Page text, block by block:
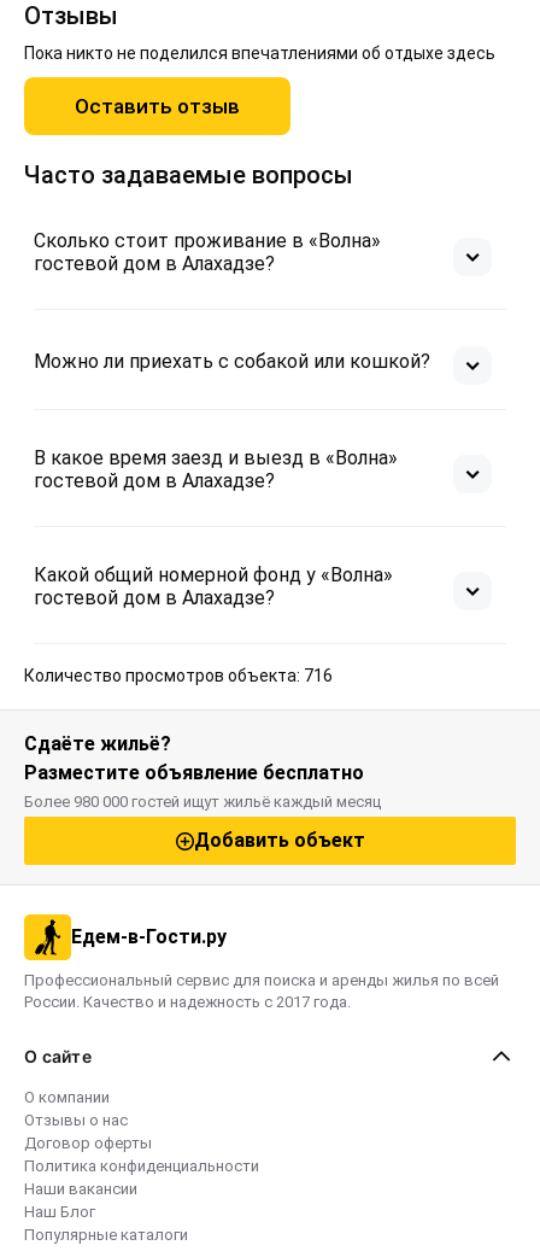
Отзывы
Пока никто не поделился впечатлениями об отдыхе здесь
Оставить отзыв
Часто задаваемые вопросы
Сколько стоит проживание в «Волна»
гостевой дом в Алахадзе?
Можно ли приехать с собакой или кошкой?
В какое время заезд и выезд в «Волна»
гостевой дом в Алахадзе?
Какой общий номерной фонд у «Волна»
гостевой дом в Алахадзе?
Количество просмотров объекта: 716
Сдаёте жильё?
Разместите объявление бесплатно
Более 980 000 гостей ищут жильё каждый месяц
Добавить объект
Едем-в-Гости.ру
Профессиональный сервис для поиска и аренды жилья по всей
России. Качество и надежность с 2017 года.
О сайте
О компании
Отзывы о нас
Договор оферты
Политика конфиденциальности
Наши вакансии
Наш Блог
Популярные каталоги